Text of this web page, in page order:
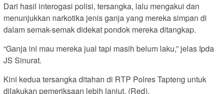
Dari hasil interogasi polisi, tersangka, lalu mengakui dan
menunjukkan narkotika jenis ganja yang mereka simpan di
dalam semak-semak didekat pondok mereka ditangkap.
“Ganja ini mau mereka jual tapi masih belum laku,” jelas Ipda
JS Sinurat.
Kini kedua tersangka ditahan di RTP Polres Tapteng untuk
dilakukan pemeriksaan lebih lanjut. (Red).